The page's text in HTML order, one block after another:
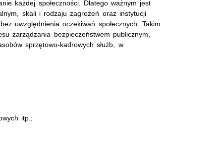
każdej społeczności. Dlatego ważnym jest
skali i rodzaju zagrożeń oraz instytucji
uwzględnienia oczekiwań społecznych. Takim
zarządzania bezpieczeństwem publicznym,
sprzętowo-kadrowych służb, w
itp.;